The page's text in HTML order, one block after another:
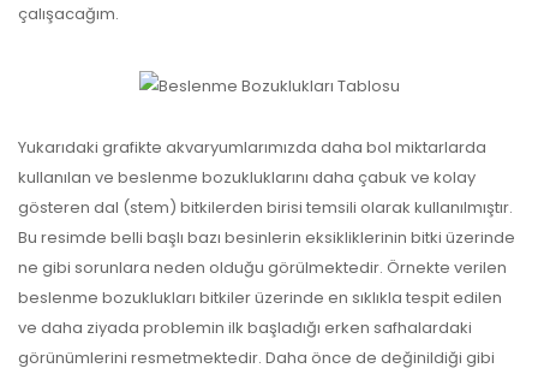
çalışacağım.
Yukarıdaki grafikte akvaryumlarımızda daha bol miktarlarda
kullanılan ve beslenme bozukluklarını daha çabuk ve kolay
gösteren dal (stem) bitkilerden birisi temsili olarak kullanılmıştır.
Bu resimde belli başlı bazı besinlerin eksikliklerinin bitki üzerinde
ne gibi sorunlara neden olduğu görülmektedir. Örnekte verilen
beslenme bozuklukları bitkiler üzerinde en sıklıkla tespit edilen
ve daha ziyada problemin ilk başladığı erken safhalardaki
görünümlerini resmetmektedir. Daha önce de değinildiği gibi